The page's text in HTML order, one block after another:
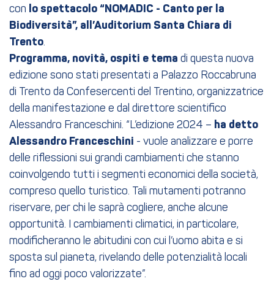
con
lo spettacolo “NOMADIC - Canto per la
Biodiversità”, all’Auditorium Santa Chiara di
Trento.
Programma, novità, ospiti e tema di questa nuova
edizione sono stati presentati a Palazzo Roccabruna
di Trento da Confesercenti del Trentino, organizzatrice
della manifestazione e dal direttore scientifico
Alessandro Franceschini. “L’edizione 2024 – ha detto
Alessandro Franceschini - vuole analizzare e porre
delle riflessioni sui grandi cambiamenti che stanno
coinvolgendo tutti i segmenti economici della società,
compreso quello turistico. Tali mutamenti potranno
riservare, per chi le saprà cogliere, anche alcune
opportunità. I cambiamenti climatici, in particolare,
modificheranno le abitudini con cui l’uomo abita e si
sposta sul pianeta, rivelando delle potenzialità locali
fino ad oggi poco valorizzate”.